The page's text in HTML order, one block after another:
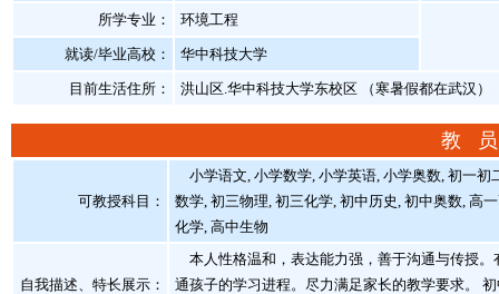
所学专业： 环境工程
就读/毕业高校： 华中科技大学
目前生活住所： 洪山区.华中科技大学东校区 （寒暑假都在武汉）
教
可教授科目：
小学语文, 小学数学, 小学英语, 小学奥数, 初一初
数学, 初三物理, 初三化学, 初中历史, 初中奥数, 高
化学, 高中生物
自我描述、特长展示 ：
本人性格温和，表达能力强，善于沟通与传授
通孩子的学习进程。尽力满足家长的教学要求。